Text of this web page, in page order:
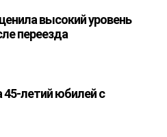
высокий уровень
переезда
летий юбилей с